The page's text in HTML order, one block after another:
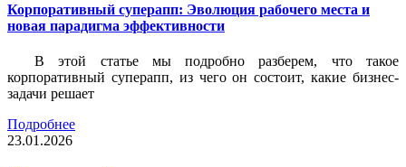
Корпоративный суперапп: Эволюция рабочего места и
новая парадигма эффективности
В этой статье мы подробно разберем, что такое
корпоративный суперапп, из чего он состоит, какие бизнес-
задачи решает
Подробнее
23.01.2026